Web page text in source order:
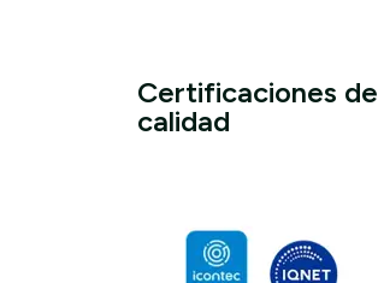
Certificaciones de
calidad